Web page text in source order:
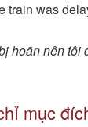
train was
hoãn nên tôi
mục